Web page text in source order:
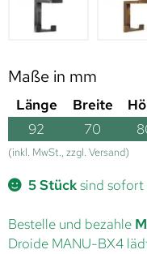
Maße in mm
Länge Breite
92
70
(inkl. MwSt., zzgl. Versand)
5 Stücksind
Bestelle und bezahle
Droide MANU-BX4